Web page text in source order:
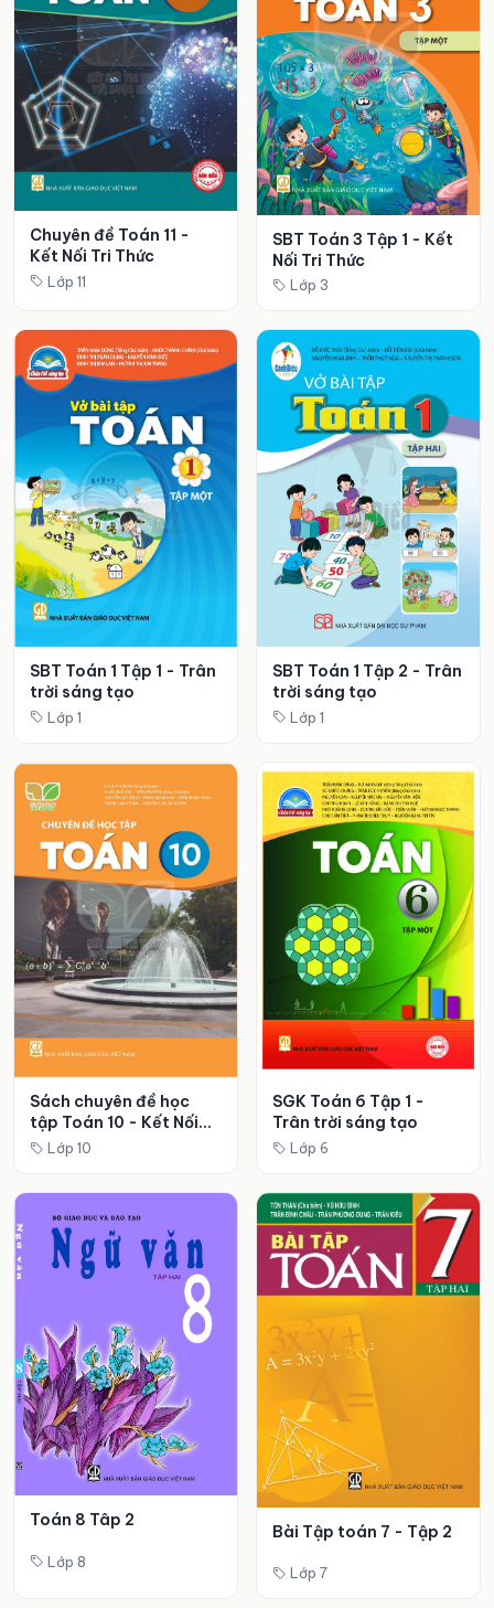
Chuyên đề Toán 11 -
Kết Nối Tri Thức
Lớp 11
SBT Toán 3 Tập 1 - Kết
Nối Tri Thức
Lớp 3
SBT Toán 1 Tập 1 - Trân
trời sáng tạo
Lớp 1
SBT Toán 1 Tập 2 - Trân
trời sáng tạo
Lớp 1
Sách chuyên đề học
tập Toán 10 - Kết Nối
Tri Thức
Lớp 10
SGK Toán 6 Tập 1 -
Trân trời sáng tạo
Lớp 6
Toán 8 Tâp 2
Lớp 8
Bài Tập toán 7 - Tập 2
Lớp 7